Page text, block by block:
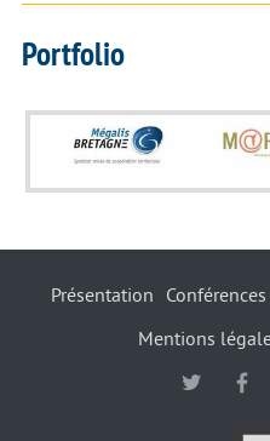
Portfolio
Présentation Conférences
Mentions